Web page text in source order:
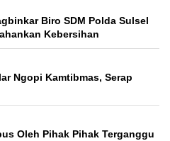
Biro SDM Polda Sulsel
Kebersihan
Ngopi Kamtibmas, Serap
Oleh Pihak Pihak Terganggu